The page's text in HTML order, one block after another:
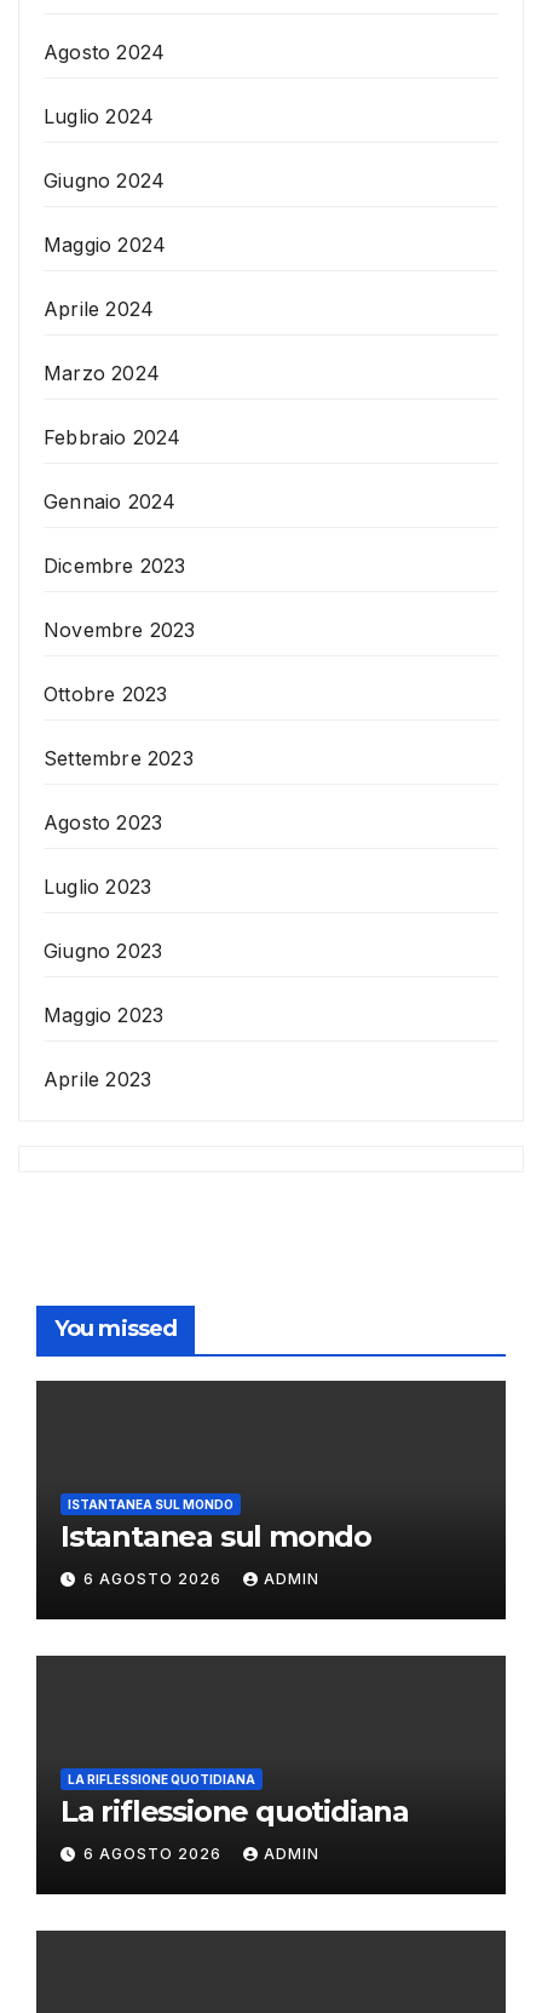
Agosto 2024
Luglio 2024
Giugno 2024
Maggio 2024
Aprile 2024
Marzo 2024
Febbraio 2024
Gennaio 2024
Dicembre 2023
Novembre 2023
Ottobre 2023
Settembre 2023
Agosto 2023
Luglio 2023
Giugno 2023
Maggio 2023
Aprile 2023
You missed
ISTANTANEA SUL MONDO
Istantanea sul mondo
6 AGOSTO 2026 ADMIN
LA RIFLESSIONE QUOTIDIANA
La riflessione quotidiana
6 AGOSTO 2026 ADMIN